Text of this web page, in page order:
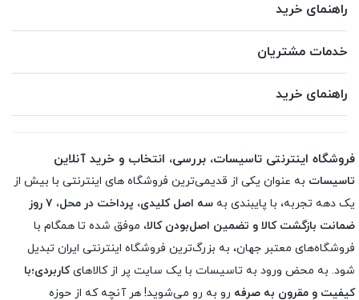
راهنمای خرید
خدمات مشتریان
راهنمای خرید
فروشگاه اینترنتی تاسیسات، بررسی، انتخاب و خرید آنلاین
تاسیسات به عنوان یکی از قدیمی‌ترین فروشگاه های اینترنتی با بیش از
یک دهه تجربه، با پایبندی به
سه اصل کلیدی، پرداخت در محل، ۷ روز
ضمانت بازگشت کالا و تضمین اصل‌بودن کالا، موفق شده تا همگام با
فروشگاه‌های معتبر جهان، به بزرگ‌ترین فروشگاه اینترنتی ایران تبدیل
شود. به محض ورود به تاسیسات با یک سایت پر از کالاهایکاربردی؛با
کیفیت و مقرون به صرفه رو به رو می‌شوید! هر آنچه که از حوزه